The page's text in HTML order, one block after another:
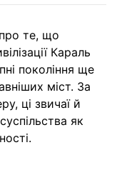
про те, що
Караль
покоління ще
міст. За
ці звичаї й
як